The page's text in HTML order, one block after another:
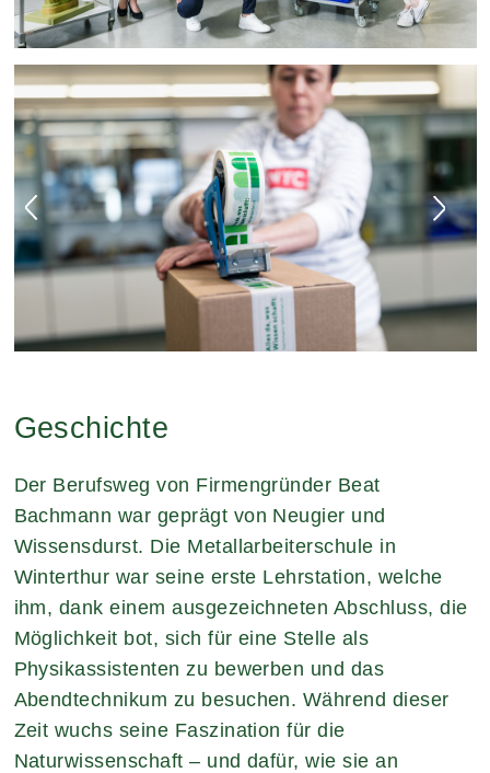
Bildergalerie überspringen
Geschichte
Der Berufsweg von Firmengründer Beat
Bachmann war geprägt von Neugier und
Wissensdurst. Die Metallarbeiterschule in
Winterthur war seine erste Lehrstation, welche
ihm, dank einem ausgezeichneten Abschluss, die
Möglichkeit bot, sich für eine Stelle als
Physikassistenten zu bewerben und das
Abendtechnikum zu besuchen. Während dieser
Zeit wuchs seine Faszination für die
Naturwissenschaft – und dafür, wie sie an